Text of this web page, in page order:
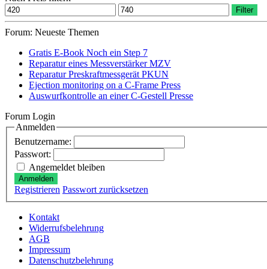
Min.
Preis
Max.
Preis
Filter
Forum: Neueste Themen
Gratis E-Book Noch ein Step 7
Reparatur eines Messverstärker MZV
Reparatur Preskraftmessgerät PKUN
Ejection monitoring on a C-Frame Press
Auswurfkontrolle an einer C-Gestell Presse
Forum Login
Anmelden
Benutzername:
Passwort:
Angemeldet bleiben
Anmelden
Registrieren Passwort zurücksetzen
Kontakt
Widerrufsbelehrung
AGB
Impressum
Datenschutzbelehrung